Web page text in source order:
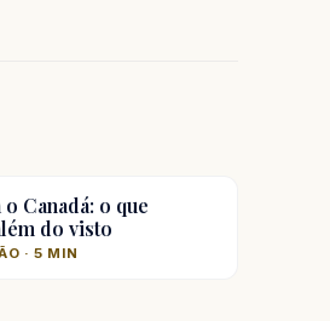
Canadá: o que
do visto
· 5 MIN